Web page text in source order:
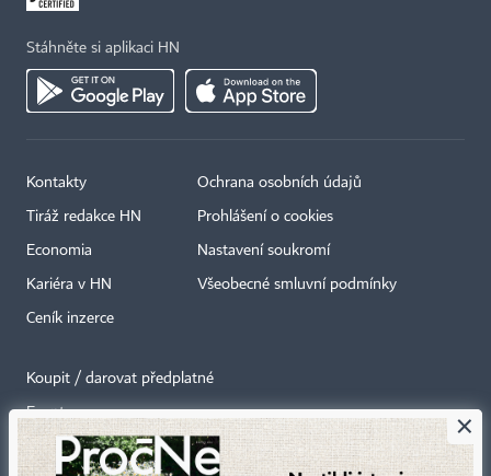
Stáhněte si aplikaci HN
Kontakty
Tiráž redakce HN
Economia
Kariéra v HN
Ceník inzerce
Ochrana osobních údajů
Prohlášení o cookies
Nastavení soukromí
Všeobecné smluvní podmínky
Koupit / darovat předplatné
Eventy
Newslettery
×